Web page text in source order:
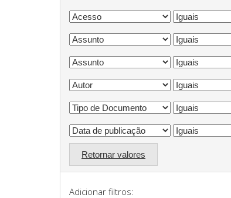
Retornar valores
Adicionar filtros: